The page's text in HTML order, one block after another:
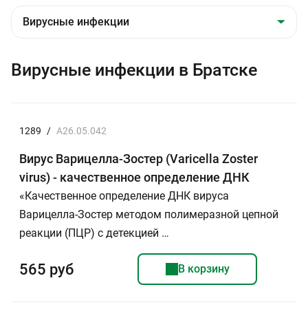
Вирусные инфекции в Братске
1289 / A26.05.042
Вирус Варицелла-Зостер (Varicella Zoster
virus) - качественное определение ДНК
«Качественное определение ДНК вируса
Варицелла-Зостер методом полимеразной цепной
реакции (ПЦР) с детекцией …
565 руб В корзину